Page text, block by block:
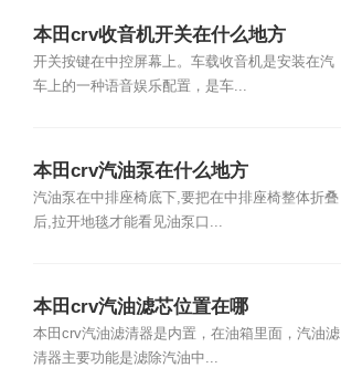
本田crv收音机开关在什么地方
开关按键在中控屏幕上。车载收音机是安装在汽
车上的一种语音娱乐配置，是车...
本田crv汽油泵在什么地方
汽油泵在中排座椅底下,要把在中排座椅整体折叠
后,拉开地毯才能看见油泵口...
本田crv汽油滤芯位置在哪
本田crv汽油滤清器是内置，在油箱里面，汽油滤
清器主要功能是滤除汽油中...